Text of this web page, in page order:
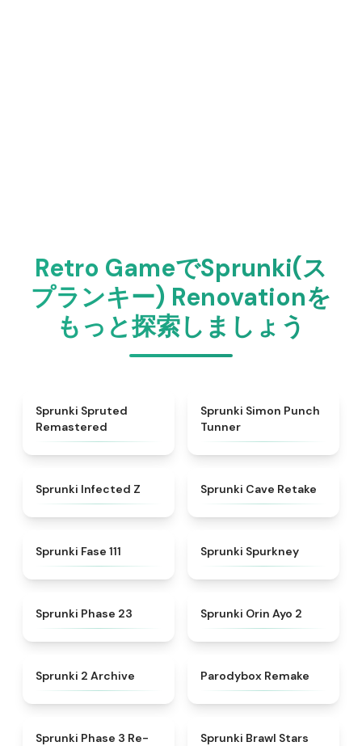
Retro GameでSprunki(ス
プランキー) Renovationを
もっと探索しましょう
Sprunki Spruted
Remastered
4.7
Sprunki Simon Punch
Tunner
★
Sprunki Infected Z ★
Sprunki Cave Retake
Sprunki Fase 111 Sprunki Spurkney
Sprunki Phase 23 ★
Sprunki Orin Ayo 2
Sprunki 2 Archive ★
Parodybox Remake
★
Sprunki Phase 3 Re-
Sprunki Brawl Stars